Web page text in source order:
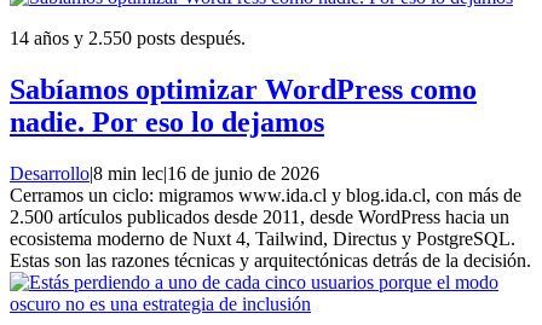
14 años y 2.550 posts después.
Sabíamos optimizar WordPress como
nadie. Por eso lo dejamos
Desarrollo|8 min lec|16 de junio de 2026
Cerramos un ciclo: migramos www.ida.cl y blog.ida.cl, con más de
2.500 artículos publicados desde 2011, desde WordPress hacia un
ecosistema moderno de Nuxt 4, Tailwind, Directus y PostgreSQL.
Estas son las razones técnicas y arquitectónicas detrás de la decisión.